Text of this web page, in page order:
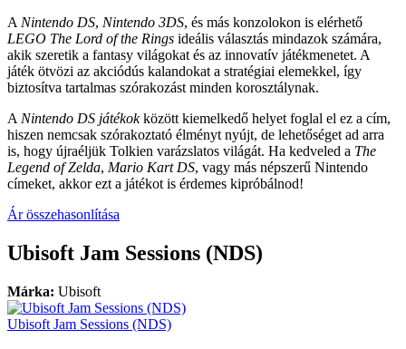
A Nintendo DS, Nintendo 3DS, és más konzolokon is elérhető
LEGO The Lord of the Rings ideális választás mindazok számára,
akik szeretik a fantasy világokat és az innovatív játékmenetet. A
játék ötvözi az akciódús kalandokat a stratégiai elemekkel, így
biztosítva tartalmas szórakozást minden korosztálynak.
A Nintendo DS játékokközött kiemelkedő helyet foglal el ez a cím,
hiszen nemcsak szórakoztató élményt nyújt, de lehetőséget ad arra
is, hogy újraéljük Tolkien varázslatos világát. Ha kedveled a The
Legend of Zelda, Mario Kart DS, vagy más népszerű Nintendo
címeket, akkor ezt a játékot is érdemes kipróbálnod!
Ár összehasonlítása
Ubisoft Jam Sessions (NDS)
Márka: Ubisoft
Ubisoft Jam Sessions (NDS)